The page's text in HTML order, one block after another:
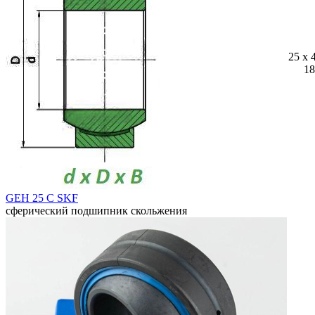
GEH 25 C SKF
сферический подшипник скольжения
25 x
18